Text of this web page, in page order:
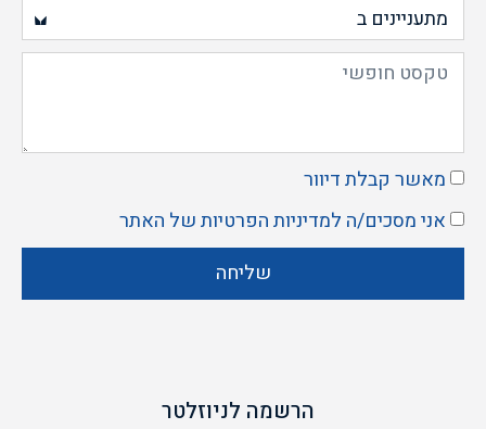
מאשר קבלת דיוור
אני מסכים/ה למדיניות הפרטיותשל האתר
שליחה
הרשמה לניוזלטר